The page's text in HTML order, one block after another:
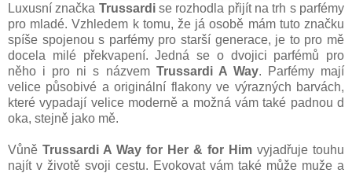
Luxusní značka Trussardise rozhodla přijít na trh s parfémy
pro mladé. Vzhledem k tomu, že já osobě mám tuto značku
spíše spojenou s parfémy pro starší generace, je to pro mě
docela milé překvapení. Jedná se o dvojici parfémů pro
něho i pro ni s názvem Trussardi A Way. Parfémy mají
velice působivé a originální flakony ve výrazných barvách,
které vypadají velice moderně a možná vám také padnou d
oka, stejně jako mě.
Vůně Trussardi A Way for Her & for Him vyjadřuje touhu
najít v životě svoji cestu. Evokovat vám také může muže a